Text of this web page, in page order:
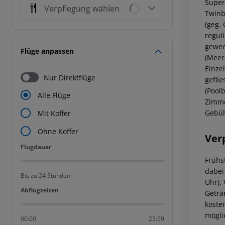
Verpflegung wählen
Flüge anpassen
Nur Direktflüge
Alle Flüge
Mit Koffer
Ohne Koffer
Flugdauer
Flugdauer
Bis zu 24 Stunden
Abflugzeiten
Abflugzeiten
00:00 23:59
(geg.
Uhr),